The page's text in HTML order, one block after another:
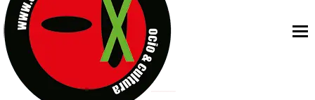
MILITARES JUDÍAS EN #EXVITA
D’BALDOMEROS REINVENTAN [BITÁCORA 3.0] EN EXVITA
MARSHALL FLASH PRESENTA EN EXVITA [RELATIVA
JOFRE BARDAGÍ EN EXVITA INTERPRETANDO A SERRAT